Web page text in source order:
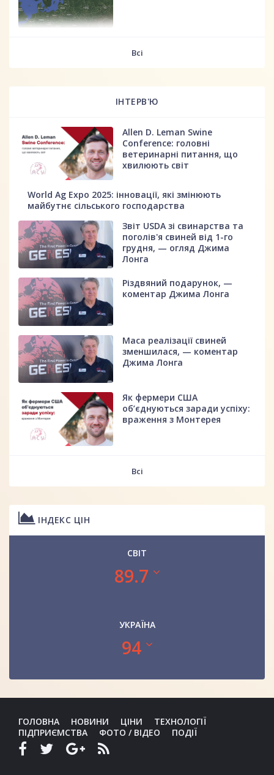
Всі
ІНТЕРВ'Ю
Allen D. Leman Swine
Conference: головні
ветеринарні питання, що
хвилюють світ
World Ag Expo 2025: інновації, які змінюють
майбутнє сільського господарства
Звіт USDA зі свинарства та
поголів'я свиней від 1-го
грудня, — огляд Джима
Лонга
Різдвяний подарунок, —
коментар Джима Лонга
Маса реалізації свиней
зменшилася, — коментар
Джима Лонга
Як фермери США
об’єднуються заради успіху:
враження з Монтерея
Всі
ІНДЕКС ЦІН
СВІТ
89.7
УКРАЇНА
94
ГОЛОВНА НОВИНИ ЦІНИ
ТЕХНОЛОГІЇ
ПІДПРИЄМСТВА
ФОТО / ВІДЕО ПОДІЇ